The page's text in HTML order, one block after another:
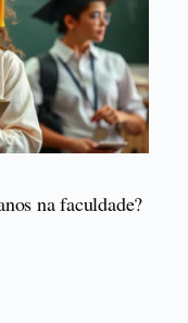
na faculdade?